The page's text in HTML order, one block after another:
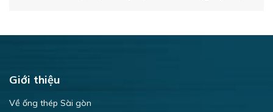
Giới thiệu
Về ống thép Sài gòn